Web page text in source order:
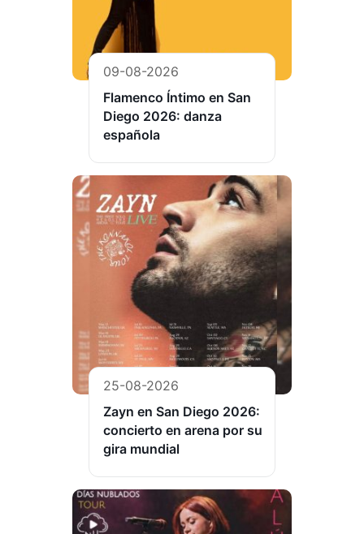
09-08-2026
Flamenco Íntimo en San
Diego 2026: danza
española
25-08-2026
Zayn en San Diego 2026:
concierto en arena por su
gira mundial